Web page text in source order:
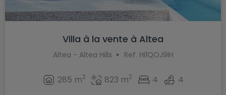
Villa à la vente à Altea
Altea - Altea Hills Ref. HI1QOJ9IH
285 m2 823 m2 4 4